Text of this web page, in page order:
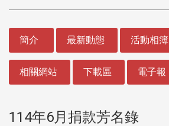
簡介 最新動態 活動相簿
相關網站 下載區 電子報
114年6月捐款芳名錄